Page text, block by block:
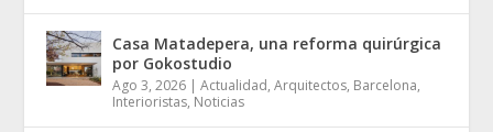
Casa Matadepera, una reforma quirúrgica
por Gokostudio
Ago 3, 2026 |Actualidad,Arquitectos, Barcelona,
Interioristas, Noticias